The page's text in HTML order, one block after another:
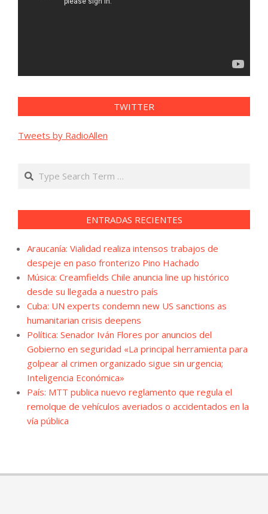
TWITTER
Tweets by RadioAllen
Search
ENTRADAS RECIENTES
Araucanía: Vialidad realiza intensos trabajos de
despeje en paso fronterizo Pino Hachado
Música: Creamfields Chile anuncia line up histórico
desde su llegada a nuestro país
Cuba: UN experts condemn new US sanctions as
humanitarian crisis deepens
Política: Senador Iván Flores por anuncios del
Gobierno en seguridad «La principal herramienta para
golpear al crimen organizado sigue sin urgencia;
Inteligencia Económica»
País: MTT publica nuevo reglamento que regula el
remolque de vehículos averiados o accidentados en la
vía pública